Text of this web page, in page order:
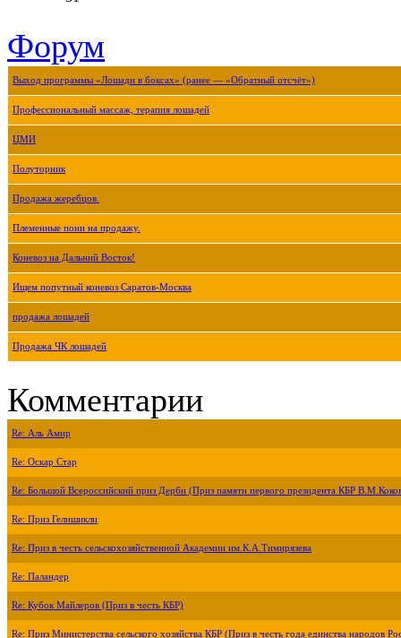
Форум
Выход программы «Лошади в боксах» (ранее — «Обратный отсчёт»)
Профессиональный массаж, терапия лошадей
ЦМИ
Полуторник
Продажа жеребцов.
Племенные пони на продажу.
Коневоз на Дальний Восток!
Ищем попутный коневоз Саратов-Москва
продажа лошадей
Продажа ЧК лошадей
Комментарии
Re: Аль Амир
Re: Оскар Стар
Re: Большой Всероссийский приз Дерби (Приз памяти первого президента КБР
Re: Приз Гелишикли
Re: Приз в честь сельскохозяйственной Академии им.К.А.Тимирязева
Re: Паландер
Re: Кубок Майлеров (Приз в честь КБР)
Re: Приз Министерства сельского хозяйства КБР (Приз в честь года единства народов